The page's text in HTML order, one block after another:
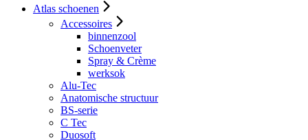
Atlas schoenen
Accessoires
binnenzool
Schoenveter
Spray & Crème
werksok
Alu-Tec
Anatomische structuur
BS-serie
C Tec
Duosoft